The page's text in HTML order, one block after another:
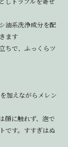
油系洗浄成分を配
ます
ちで、ふっくらツ
加えながらメレン
顔に触れず、泡で
です。すすぎはぬ